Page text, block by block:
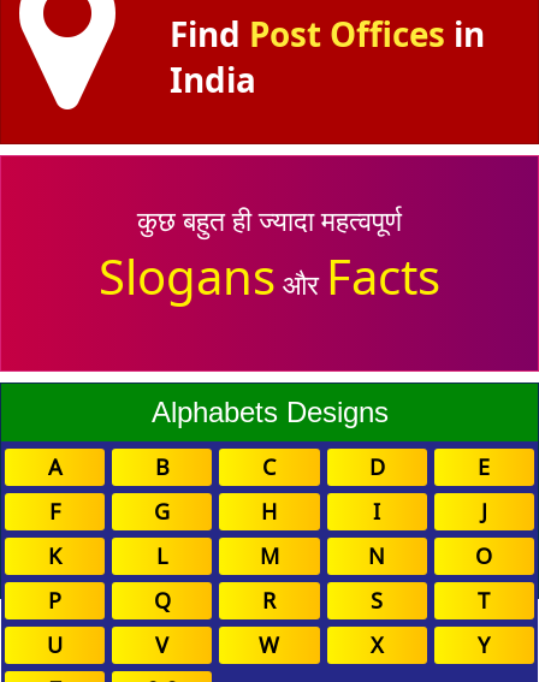
Find Post Offices in
India
कुछ बहुत ही ज्यादा महत्वपूर्ण
Slogans और Facts
Alphabets Designs
A B C D
E
F
G H I
J
K
L M N
O
P
Q R S
T
U
V W X
Y